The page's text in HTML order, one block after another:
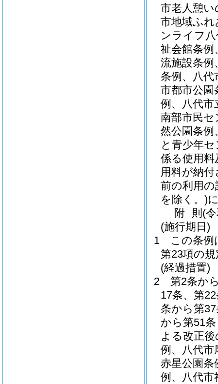
市老人憩
市地域ふ
ンライフ
祉会館条例
流施設条例
条例、八代
市都市公園
例、八代市
南部市民セ
然公園条
と青少年
係る使用
用料が納
前の利用の
を除く。)
附 則 (
(施行期日)
1
この条例
第23項の
(経過措置)
2
第2条か
17条、第
条から第
から第51
よる改正
例、八代市
赤星公園条
例、八代